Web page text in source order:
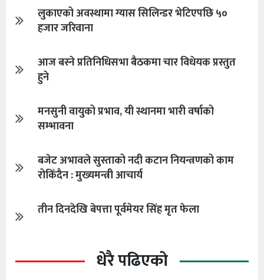
लुकाएको अवस्थामा ग्यास सिलिन्डर भेटिएपछि ५०
हजार जरिवाना
आज बस्ने प्रतिनिधिसभा बैठकमा चार विधेयक प्रस्तुत
हुने
मनसुनी वायुको प्रभाव, यी स्थानमा भारी वर्षाको
सम्भावना
बजेट अभावले सुस्ताको नदी कटान नियन्त्रणको काम
रोकिँदैन : मुख्यमन्त्री आचार्य
तीन दिनदेखि बेपत्ता पूर्वमेयर सिंह मृत फेला
धेरै पढिएको